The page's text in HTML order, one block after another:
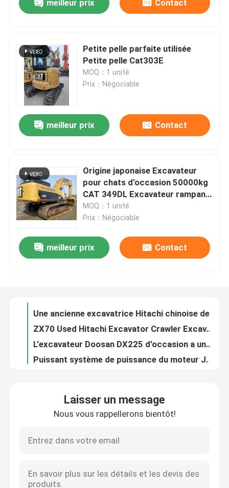
À la maison
Produits
Vidéos
Demandez un devis
Machines de construction utilisées
meilleur prix Contact
Petite pelle parfaite utilisée
Petite pelle Cat303E
MOQ：1 unité
Prix：Négociable
meilleur prix Contact
Origine japonaise Excavateur
pour chats d'occasion 50000kg
CAT 349DL Excavateur rampant
de 2m3 de capacité de seau
MOQ：1 unité
Prix：Négociable
meilleur prix Contact
Excavateur Komatsu 360 d'occasion en provenance de Chine, une grande et de haute qualité
Puissant système de puissance du moteur Japonais Hitachi ZX70 Excavator
Excavatrices minières de grande taille Cat 349DL utilisées de 49 tonnes avec CatC13ACERT
Laisser un message
Nous vous rappellerons bientôt!